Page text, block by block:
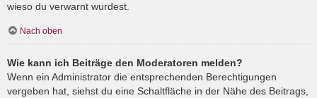
wieso du verwarnt wurdest.
Nach oben
Wie kann ich Beiträge den Moderatoren melden?
Wenn ein Administrator die entsprechenden Berechtigungen
vergeben hat, siehst du eine Schaltfläche in der Nähe des Beitrags,